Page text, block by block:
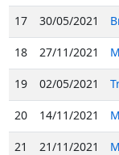
17
30/05/2021
18 27/11/2021
19 02/05/2021
20 14/11/2021
21 21/11/2021